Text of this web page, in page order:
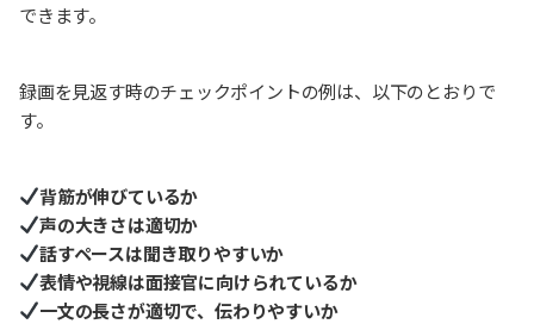
できます。
録画を見返す時のチェックポイントの例は、以下のとおりで
す。
背筋が伸びているか
声の大きさは適切か
話すペースは聞き取りやすいか
表情や視線は面接官に向けられているか
一文の長さが適切で、伝わりやすいか